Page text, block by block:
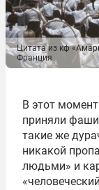
Цитата из кф
Франция
В этот
приняли
такие же
никакой
людьми» и